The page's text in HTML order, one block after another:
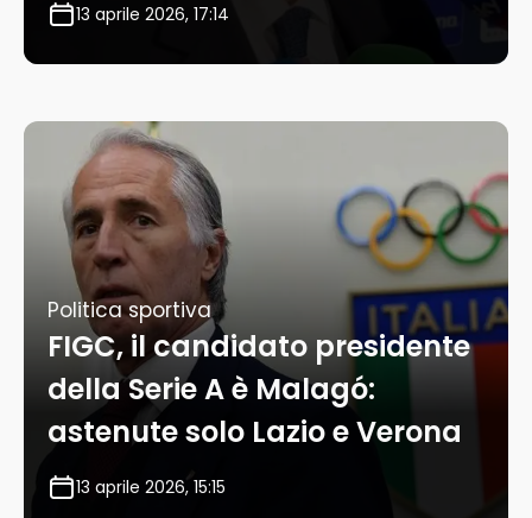
13 aprile 2026, 17:14
Politica sportiva
FIGC, il candidato presidente
della Serie A è Malagó:
astenute solo Lazio e Verona
13 aprile 2026, 15:15